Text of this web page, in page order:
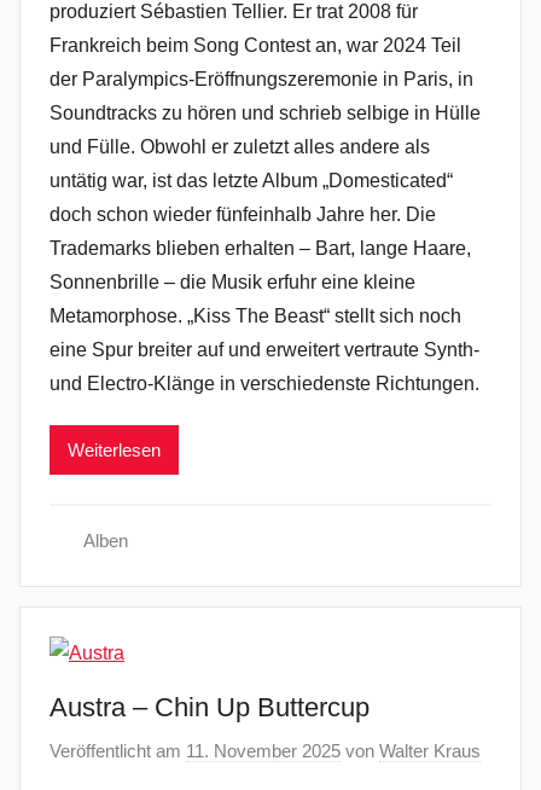
produziert Sébastien Tellier. Er trat 2008 für
Frankreich beim Song Contest an, war 2024 Teil
der Paralympics-Eröffnungszeremonie in Paris, in
Soundtracks zu hören und schrieb selbige in Hülle
und Fülle. Obwohl er zuletzt alles andere als
untätig war, ist das letzte Album „Domesticated“
doch schon wieder fünfeinhalb Jahre her. Die
Trademarks blieben erhalten – Bart, lange Haare,
Sonnenbrille – die Musik erfuhr eine kleine
Metamorphose. „Kiss The Beast“ stellt sich noch
eine Spur breiter auf und erweitert vertraute Synth-
und Electro-Klänge in verschiedenste Richtungen.
Weiterlesen
Alben
Austra – Chin Up Buttercup
Veröffentlicht am 11. November 2025 von Walter Kraus